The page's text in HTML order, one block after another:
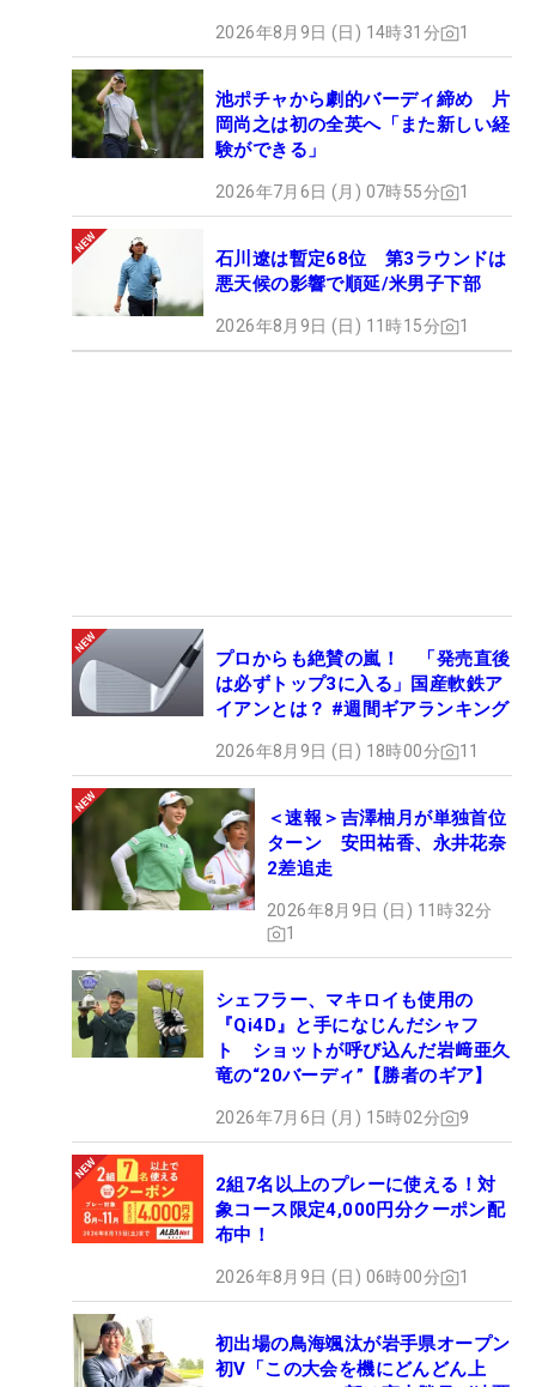
2026年8月9日 (日) 14時31分 1
池ポチャから劇的バーディ締め 片
岡尚之は初の全英へ「また新しい経
験ができる」
2026年7月6日 (月) 07時55分 1
石川遼は暫定68位 第3ラウンドは
悪天候の影響で順延/米男子下部
2026年8月9日 (日) 11時15分 1
プロからも絶賛の嵐！ 「発売直後
は必ずトップ3に入る」国産軟鉄ア
イアンとは？ #週間ギアランキング
2026年8月9日 (日) 18時00分 11
＜速報＞吉澤柚月が単独首位
ターン 安田祐香、永井花奈
2差追走
2026年8月9日 (日) 11時32分
1
シェフラー、マキロイも使用の
『Qi4D』と手になじんだシャフ
ト ショットが呼び込んだ岩﨑亜久
竜の“20バーディ”【勝者のギア】
2026年7月6日 (月) 15時02分 9
2組7名以上のプレーに使える！対
象コース限定4,000円分クーポン配
布中！
2026年8月9日 (日) 06時00分 1
初出場の鳥海颯汰が岩手県オープン
初V「この大会を機にどんどん上